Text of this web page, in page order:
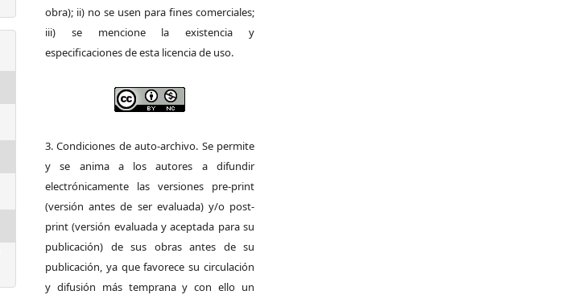
obra); ii) no se usen para fines comerciales;
iii) se mencione la existencia y
especificaciones de esta licencia de uso.
3. Condiciones de auto-archivo. Se permite
y se anima a los autores a difundir
electrónicamente las versiones pre-print
(versión antes de ser evaluada) y/o post-
print (versión evaluada y aceptada para su
publicación) de sus obras antes de su
publicación, ya que favorece su circulación
y difusión más temprana y con ello un